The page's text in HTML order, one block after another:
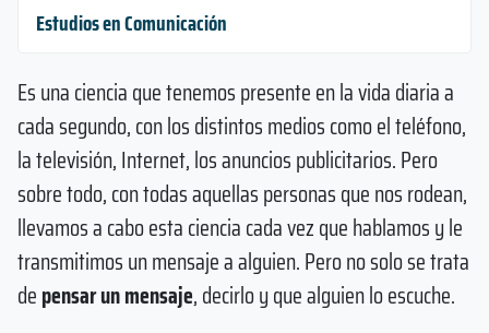
Estudios en Comunicación
Es una ciencia que tenemos presente en la vida diaria a
cada segundo, con los distintos medios como el teléfono,
la televisión, Internet, los anuncios publicitarios. Pero
sobre todo, con todas aquellas personas que nos rodean,
llevamos a cabo esta ciencia cada vez que hablamos y le
transmitimos un mensaje a alguien. Pero no solo se trata
depensar un mensaje, decirlo y que alguien lo escuche.